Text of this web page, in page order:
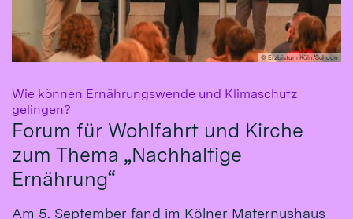
© Erzbistum Köln/Schoon
Wie können Ernährungswende und Klimaschutz
gelingen?
Forum für Wohlfahrt und Kirche
zum Thema „Nachhaltige
Ernährung“
Am 5. September fand im Kölner Maternushaus